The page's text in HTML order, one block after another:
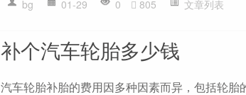
bg 01-29 0 805 文章列表
补个汽车轮胎多少钱
汽车轮胎补胎的费用因多种因素而异，包括轮